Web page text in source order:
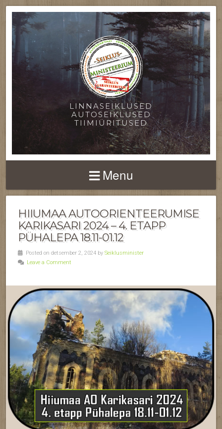
LINNASEIKLUSED
AUTOSEIKLUSED
TIIMIÜRITUSED
Menu
HIIUMAA AUTOORIENTEERUMISE
KARIKASARI 2024 – 4. ETAPP
PÜHALEPA 18.11-01.12
Posted on detsember 2, 2024 by Seiklusminister
Leave a Comment